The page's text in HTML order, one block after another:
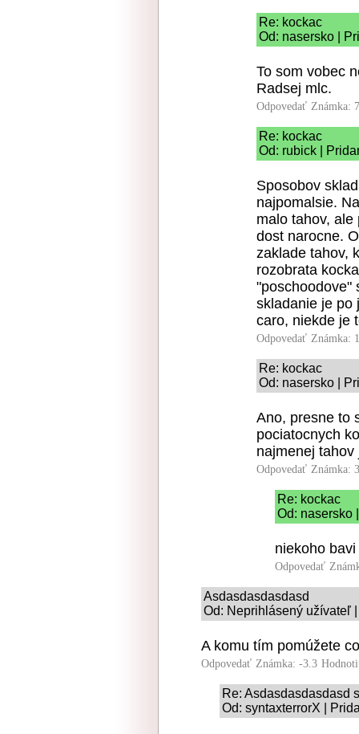
Re: kockac
Od: nasersko |
To som vobec
Radsej mlc.
Odpovedať Známka:
Re: kockac
Od: rubick |
Sposobov
najpomalsie.
malo tahov,
dost narocne.
zaklade tahov,
rozobrata
"poschoodove"
skladanie je po
caro, niekde je
Odpovedať Známka:
Re: kockac
Od: nasersko |
Ano, presne to
pociatocnych
najmenej tahov
Odpovedať Známka:
Re: kockac
Od: nasersko
niekoho
Odpovedať
Asdasdasdasdasd
Od: Neprihlásený užívateľ
A komu tím pomúžete
Odpovedať Známka: -3.3
Re: Asdasdasdasdasd
Od: syntaxterrorX |